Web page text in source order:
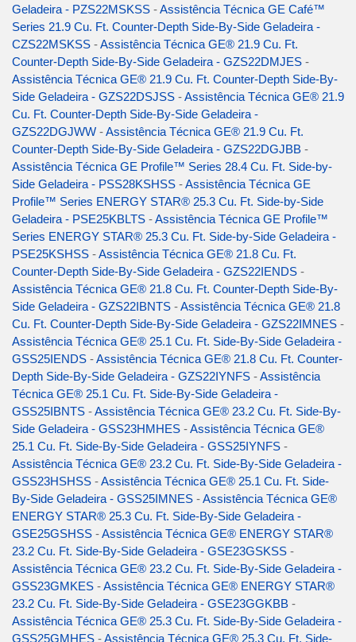
Geladeira - PZS22MSKSS -Assistência Técnica GE Café™
Series 21.9 Cu. Ft. Counter-Depth Side-By-Side Geladeira -
CZS22MSKSS -Assistência Técnica GE® 21.9 Cu. Ft.
Counter-Depth Side-By-Side Geladeira - GZS22DMJES -
Assistência Técnica GE® 21.9 Cu. Ft. Counter-Depth Side-By-
Side Geladeira - GZS22DSJSS -Assistência Técnica GE® 21.9
Cu. Ft. Counter-Depth Side-By-Side Geladeira -
GZS22DGJWW -Assistência Técnica GE® 21.9 Cu. Ft.
Counter-Depth Side-By-Side Geladeira - GZS22DGJBB -
Assistência Técnica GE Profile™ Series 28.4 Cu. Ft. Side-by-
Side Geladeira - PSS28KSHSS -Assistência Técnica GE
Profile™ Series ENERGY STAR® 25.3 Cu. Ft. Side-by-Side
Geladeira - PSE25KBLTS -Assistência Técnica GE Profile™
Series ENERGY STAR® 25.3 Cu. Ft. Side-by-Side Geladeira -
PSE25KSHSS -Assistência Técnica GE® 21.8 Cu. Ft.
Counter-Depth Side-By-Side Geladeira - GZS22IENDS -
Assistência Técnica GE® 21.8 Cu. Ft. Counter-Depth Side-By-
Side Geladeira - GZS22IBNTS -Assistência Técnica GE® 21.8
Cu. Ft. Counter-Depth Side-By-Side Geladeira - GZS22IMNES -
Assistência Técnica GE® 25.1 Cu. Ft. Side-By-Side Geladeira -
GSS25IENDS -Assistência Técnica GE® 21.8 Cu. Ft. Counter-
Depth Side-By-Side Geladeira - GZS22IYNFS -Assistência
Técnica GE® 25.1 Cu. Ft. Side-By-Side Geladeira -
GSS25IBNTS -Assistência Técnica GE® 23.2 Cu. Ft. Side-By-
Side Geladeira - GSS23HMHES -Assistência Técnica GE®
25.1 Cu. Ft. Side-By-Side Geladeira - GSS25IYNFS -
Assistência Técnica GE® 23.2 Cu. Ft. Side-By-Side Geladeira -
GSS23HSHSS -Assistência Técnica GE® 25.1 Cu. Ft. Side-
By-Side Geladeira - GSS25IMNES -Assistência Técnica GE®
ENERGY STAR® 25.3 Cu. Ft. Side-By-Side Geladeira -
GSE25GSHSS -Assistência Técnica GE® ENERGY STAR®
23.2 Cu. Ft. Side-By-Side Geladeira - GSE23GSKSS -
Assistência Técnica GE® 23.2 Cu. Ft. Side-By-Side Geladeira -
GSS23GMKES -Assistência Técnica GE® ENERGY STAR®
23.2 Cu. Ft. Side-By-Side Geladeira - GSE23GGKBB -
Assistência Técnica GE® 25.3 Cu. Ft. Side-By-Side Geladeira -
GSS25GMHES -Assistência Técnica GE® 25.3 Cu. Ft. Side-